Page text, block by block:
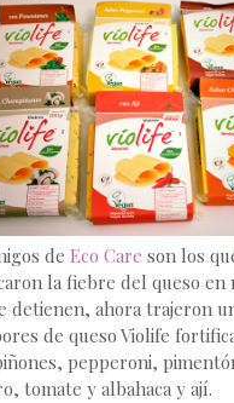
de Eco Care son los
la fiebre del queso en
detienen, ahora trajeron
de queso Violife
pepperoni,
tomate y albahaca y ají.